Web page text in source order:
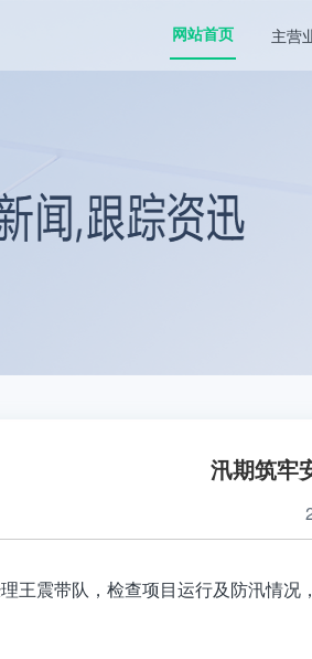
网站首页 主营
汛期筑牢
王震带队，检查项目运行及防汛情